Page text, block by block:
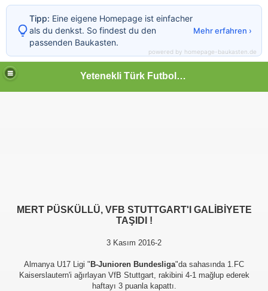
Yetenekli Türk Futbolcular
MERT PÜSKÜLLÜ, VFB STUTTGART'I GALİBİYETE
TAŞIDI !
3 Kasım 2016-2
Almanya U17 Ligi " B-Junioren Bundesliga"da sahasında 1.FC
Kaiserslautern'i ağırlayan VfB Stuttgart, rakibini 4-1 mağlup ederek
haftayı 3 puanla kapattı.
Tipp: Eine eigene Homepage ist einfacher
als du denkst. So findest du den
passenden Baukasten.
Mehr erfahren ›
powered by homepage-baukasten.de